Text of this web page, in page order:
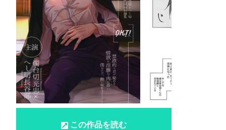
この作品を読む